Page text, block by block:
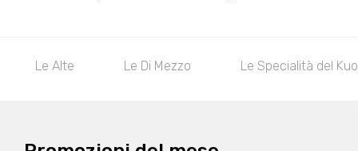
Le Alte Le Di Mezzo Le Specialità del